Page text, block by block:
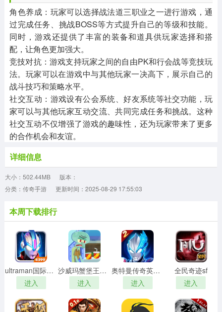
‌角色养成‌：玩家可以选择战法道三职业之一进行游戏，通
过完成任务、挑战BOSS等方式提升自己的等级和技能。
同时，游戏还提供了丰富的装备和道具供玩家选择和搭
配，让角色更加强大。
‌竞技对抗‌：游戏支持玩家之间的自由PK和行会战等竞技玩
法。玩家可以在游戏中与其他玩家一决高下，展示自己的
战斗技巧和策略水平。
‌社交互动‌：游戏设有公会系统、好友系统等社交功能，玩
家可以与其他玩家互动交流、共同完成任务和挑战。这种
社交互动不仅增强了游戏的趣味性，还为玩家带来了更多
的合作机会和友谊。
详细信息
大小：502.44MB
版本：
分类：传奇手游
更新时间：2025-08-29 17:55:03
本周下载排行
ultraman国际服内购8.0
进入
沙威玛蟹堡王传奇
进入
奥特曼传奇英雄2
进入
全民奇迹sf
进入